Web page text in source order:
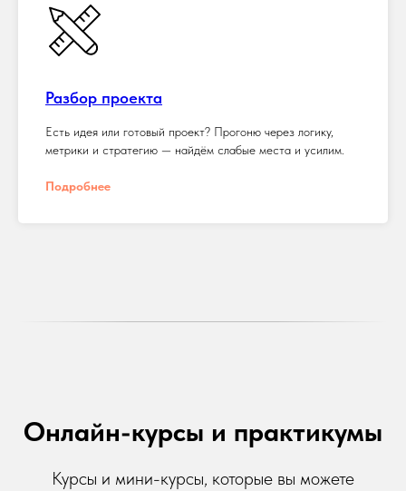
Разбор проекта
Есть идея или готовый проект? Прогоню через логику,
метрики и стратегию — найдём слабые места и усилим.
Подробнее
Онлайн-курсы и практикумы
Курсы и мини-курсы, которые вы можете